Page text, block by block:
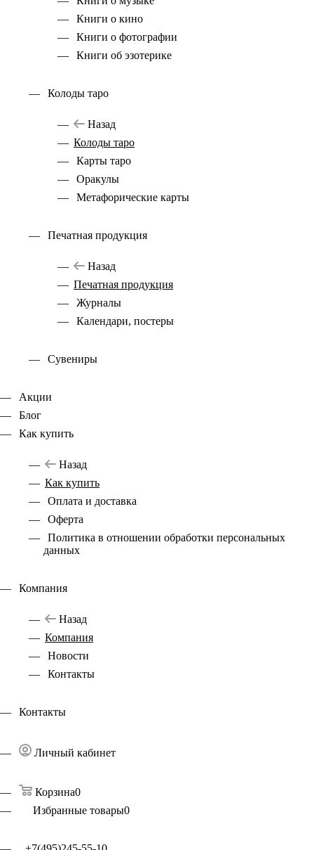
Книги о кино
Книги о фотографии
Книги об эзотерике
Колоды таро
Назад
Колоды таро
Карты таро
Оракулы
Метафорические карты
Печатная продукция
Назад
Печатная продукция
Журналы
Календари, постеры
Сувениры
Акции
Блог
Как купить
Назад
Как купить
Оплата и доставка
Оферта
Политика в отношении обработки персональных
данных
Компания
Назад
Компания
Новости
Контакты
Контакты
Личный кабинет
Корзина0
Избранные товары0